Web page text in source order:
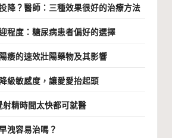
降？醫師：三種效果很好的治療方法
程度：糖尿病患者偏好的選擇
痿的速效壯陽藥物及其影響
級敏感度，讓愛愛抬起頭
精時間太快都可就醫
洩容易治嗎？